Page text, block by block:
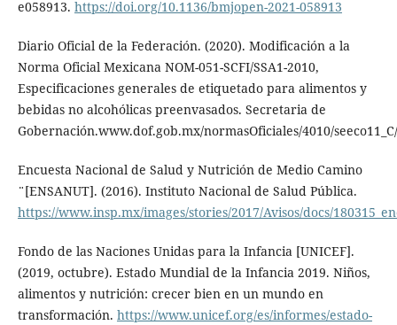
e058913. https://doi.org/10.1136/bmjopen-2021-058913
Diario Oficial de la Federación. (2020). Modificación a la
Norma Oficial Mexicana NOM-051-SCFI/SSA1-2010,
Especificaciones generales de etiquetado para alimentos y
bebidas no alcohólicas preenvasados. Secretaria de
Gobernación.www.dof.gob.mx/normasOficiales/4010/
Encuesta Nacional de Salud y Nutrición de Medio Camino
¨[ENSANUT]. (2016). Instituto Nacional de Salud Pública.
https://www.insp.mx/images/stories/2017/Avisos/docs/
Fondo de las Naciones Unidas para la Infancia [UNICEF].
(2019, octubre). Estado Mundial de la Infancia 2019. Niños,
alimentos y nutrición: crecer bien en un mundo en
transformación. https://www.unicef.org/es/informes/estado-